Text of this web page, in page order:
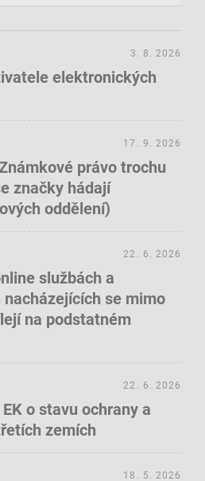
elektronických
3. 8. 2026
právo trochu
značky hádají
oddělení)
17. 9. 2026
službách a
se mimo
na podstatném
22. 6. 2026
o stavu ochrany a
zemích
22. 6. 2026
18. 5. 2026